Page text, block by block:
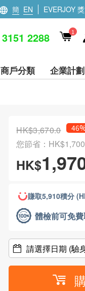
簡 EN EVERJOY
3151 2288 1
商戶分類 企業計劃
HK$3,670.0
您節省：
HK$
賺取5,910積分
體檢前可免
請選擇日期 (驗